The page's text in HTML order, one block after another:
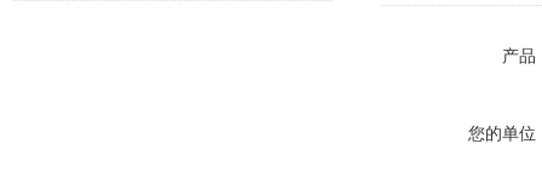
产品
您的单位